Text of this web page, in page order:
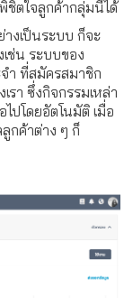
ชิตใจลูกค้ากลุ่มนี้ได้
างเป็นระบบ ก็จะ
ช่น ระบบของ
ำ ที่สมัครสมาชิก
รา ซึ่งกิจกรรมเหล่า
ปโดยอัตโนมัติ เมื่อ
กค้าต่าง ๆ ก็